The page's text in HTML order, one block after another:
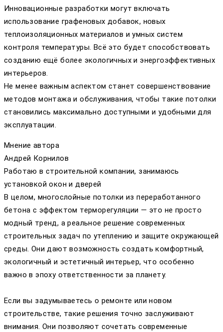
Инновационные разработки могут включать
использование графеновых добавок, новых
теплоизоляционных материалов и умных систем
контроля температуры. Всё это будет способствовать
созданию ещё более экологичных и энергоэффективных
интерьеров.
Не менее важным аспектом станет совершенствование
методов монтажа и обслуживания, чтобы такие потолки
становились максимально доступными и удобными для
эксплуатации.
Мнение автора
Андрей Корнилов
Работаю в строительной компании, занимаюсь
установкой окон и дверей
В целом, многослойные потолки из переработанного
бетона с эффектом терморегуляции — это не просто
модный тренд, а реальное решение современных
строительных задач по утеплению и защите окружающей
среды. Они дают возможность создать комфортный,
экологичный и эстетичный интерьер, что особенно
важно в эпоху ответственности за планету.
Если вы задумываетесь о ремонте или новом
строительстве, такие решения точно заслуживают
внимания. Они позволяют сочетать современные